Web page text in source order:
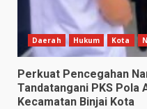
Daerah Hukum Kota
Perkuat Pencegahan
Tandatangani PKS Pola
Kecamatan Binjai Kota